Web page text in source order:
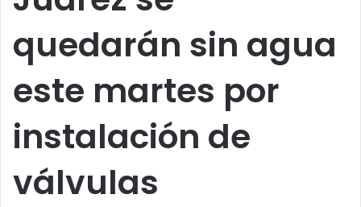
quedarán sin agua
este martes por
instalación de
válvulas